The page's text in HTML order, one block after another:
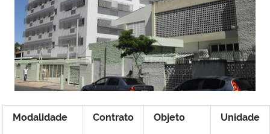
Modalidade Contrato Objeto Unidade